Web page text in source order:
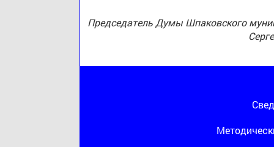
Председатель Думы Шпаковского